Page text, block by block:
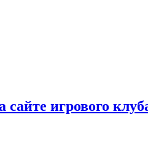
игрового